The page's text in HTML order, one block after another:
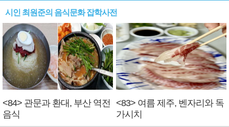
시인 최원준의 음식문화 잡학사전
<84> 관문과 환대, 부산 역전
음식
<83> 여름 제주, 벤자리와 독
가시치